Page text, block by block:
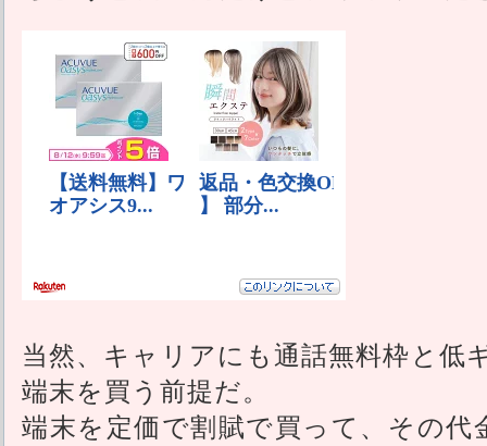
当然、キャリアにも通話無料枠と低
端末を買う前提だ。
端末を定価で割賦で買って、その